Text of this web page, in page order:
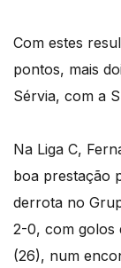
Com estes
pontos, mais
Sérvia, com a
Na Liga C,
boa prestação
derrota no
2-0, com golos
(26), num